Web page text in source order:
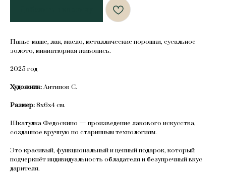
Папье-маше, лак, масло, металлические порошки, сусальное
золото, миниатюрная живопись.
2025 год
Художник:Антипов С.
Размер:8х6х4 см.
Шкатулка Федоскино — произведение лакового искусства,
созданное вручную по старинным технологиям.
Это красивый, функциональный и ценный подарок, который
подчеркнёт индивидуальность обладателя и безупречный вкус
дарителя.